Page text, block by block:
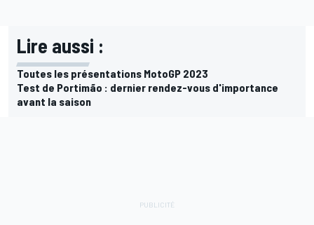
Lire aussi :
Toutes les présentations MotoGP 2023
Test de Portimão : dernier rendez-vous d'importance
avant la saison